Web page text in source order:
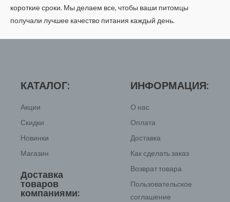
короткие сроки. Мы делаем все, чтобы ваши питомцы
получали лучшее качество питания каждый день.
КАТАЛОГ:
Акции
Скидки
Новинки
Магазин
Доставка
товаров
компаниями:
ИНФОРМАЦИЯ:
О нас
Оплата
Доставка
Как сделать заказ
Возврат товара
Пользовательское
соглашение